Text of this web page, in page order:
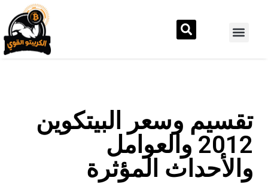
تقسيم وسعر البيتكوين
2012 والعوامل
والأحداث المؤثرة